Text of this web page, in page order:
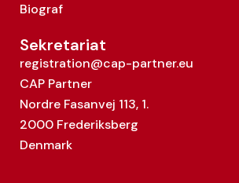
Biograf
Sekretariat
registration@cap-partner.eu
CAP Partner
Nordre Fasanvej 113, 1.
2000 Frederiksberg
Denmark